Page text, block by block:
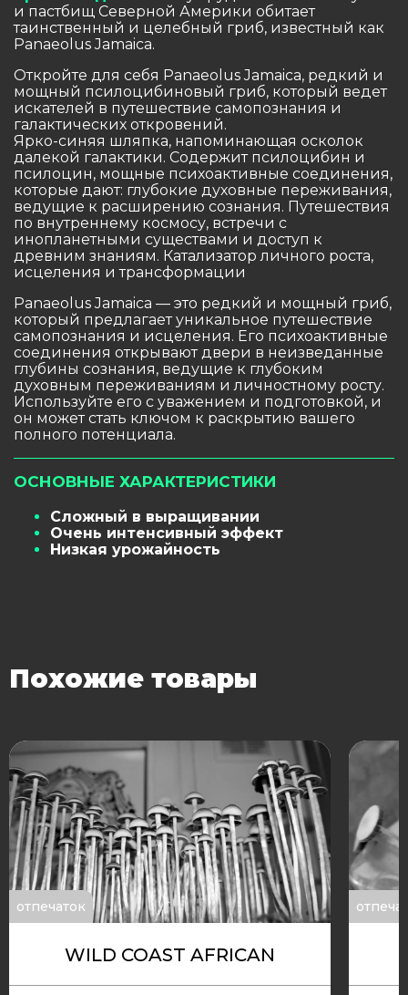
и пастбищ Северной Америки обитает
таинственный и целебный гриб, известный как
Panaeolus Jamaica.
Откройте для себя Panaeolus Jamaica, редкий и
мощный псилоцибиновый гриб, который ведет
искателей в путешествие самопознания и
галактических откровений.
Ярко-синяя шляпка, напоминающая осколок
далекой галактики. Содержит псилоцибин и
псилоцин, мощные психоактивные соединения,
которые дают: глубокие духовные переживания,
ведущие к расширению сознания. Путешествия
по внутреннему космосу, встречи с
инопланетными существами и доступ к
древним знаниям. Катализатор личного роста,
исцеления и трансформации
Panaeolus Jamaica — это редкий и мощный гриб,
который предлагает уникальное путешествие
самопознания и исцеления. Его психоактивные
соединения открывают двери в неизведанные
глубины сознания, ведущие к глубоким
духовным переживаниям и личностному росту.
Используйте его с уважением и подготовкой, и
он может стать ключом к раскрытию вашего
полного потенциала.
ОСНОВНЫЕ ХАРАКТЕРИСТИКИ
Сложный в выращивании
Очень интенсивный эффект
Низкая урожайность
Похожие товары
отпечаток
WILD COAST AFRICAN